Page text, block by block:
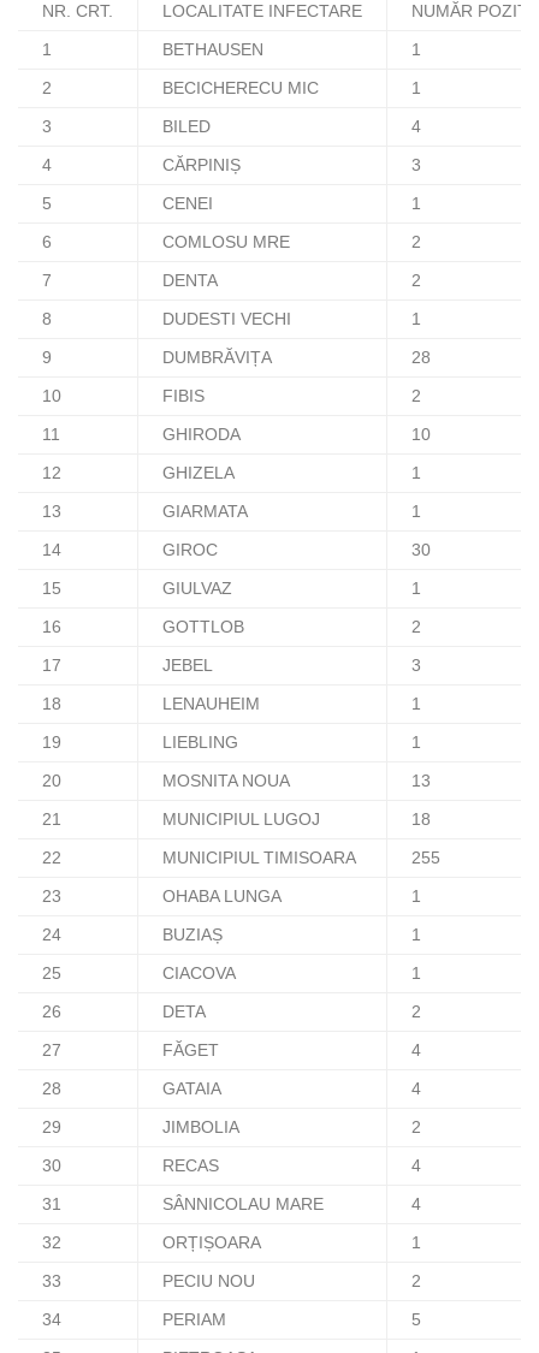
NR. CRT. LOCALITATE INFECTARE NUMĂR
1 BETHAUSEN 1
2 BECICHERECU MIC 1
3 BILED 4
4 CĂRPINIȘ 3
5 CENEI 1
6 COMLOSU MRE 2
7 DENTA 2
8 DUDESTI VECHI 1
9 DUMBRĂVIȚA 28
10 FIBIS 2
11 GHIRODA 10
12 GHIZELA 1
13 GIARMATA 1
14 GIROC 30
15 GIULVAZ 1
16 GOTTLOB 2
17 JEBEL 3
18 LENAUHEIM 1
19 LIEBLING 1
20 MOSNITA NOUA 13
21 MUNICIPIUL LUGOJ 18
22 MUNICIPIUL TIMISOARA 255
23 OHABA LUNGA 1
24 BUZIAȘ 1
25 CIACOVA 1
26 DETA 2
27 FĂGET 4
28 GATAIA 4
29 JIMBOLIA 2
30 RECAS 4
31 SÂNNICOLAU MARE 4
32 ORȚIȘOARA 1
33 PECIU NOU 2
34 PERIAM 5